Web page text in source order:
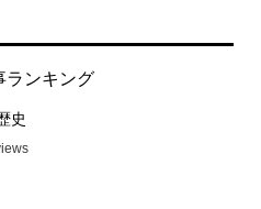
ランキング
史